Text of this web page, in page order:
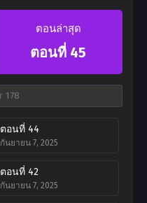
ตอนล่าสุด
ตอนที่ 45
ตอนที่ 44
กันยายน 7, 2025
ตอนที่ 42
กันยายน 7, 2025